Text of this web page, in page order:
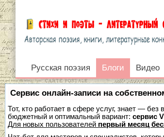
Блоги
Войти
Русская поэзия Блоги Видео
Песни
Сервис онлайн-записи на
Тот, кто работает в сфере услуг, знает —
бюджетный и оптимальный вариант: сервис
Для новых пользователей первый месяц